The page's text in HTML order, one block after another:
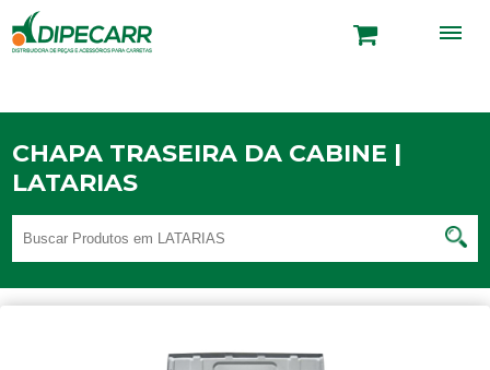
CHAPA TRASEIRA DA CABINE |
LATARIAS